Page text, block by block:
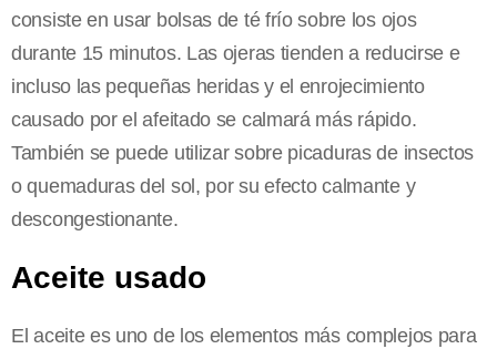
consiste en usar bolsas de té frío sobre los ojos
durante 15 minutos. Las ojeras tienden a reducirse e
incluso las pequeñas heridas y el enrojecimiento
causado por el afeitado se calmará más rápido.
También se puede utilizar sobre picaduras de insectos
o quemaduras del sol, por su efecto calmante y
descongestionante.
Aceite usado
El aceite es uno de los elementos más complejos para